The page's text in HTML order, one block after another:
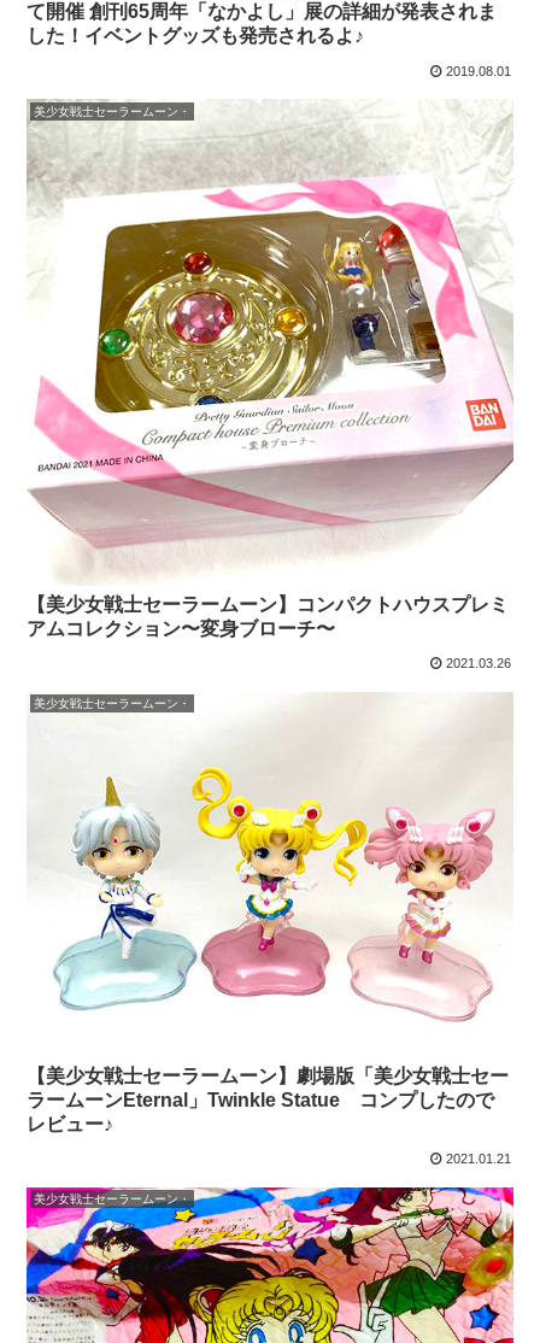
て開催 創刊65周年「なかよし」展の詳細が発表されま
した！イベントグッズも発売されるよ♪
2019.08.01
美少女戦士セーラームーン・
【美少女戦士セーラームーン】コンパクトハウスプレミ
アムコレクション〜変身ブローチ〜
2021.03.26
美少女戦士セーラームーン・
【美少女戦士セーラームーン】劇場版「美少女戦士セー
ラームーンEternal」Twinkle Statue コンプしたので
レビュー♪
2021.01.21
美少女戦士セーラームーン・